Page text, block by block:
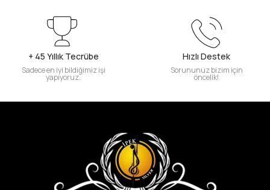
+ 45 Yıllık Tecrübe
Sadece en iyi bildiğimiz işi
yapıyoruz.
Hızlı Destek
Sorununuz bizim için
öncelik!